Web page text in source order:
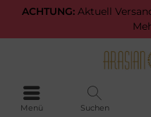
ACHTUNG: Aktuell
Menü Suchen